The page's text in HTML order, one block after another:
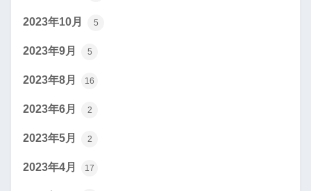
2023年10月 5
2023年9月 5
2023年8月 16
2023年6月 2
2023年5月 2
2023年4月 17